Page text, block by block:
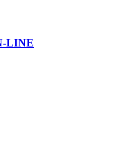
LINE